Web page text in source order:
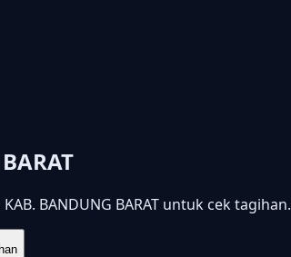
BANDUNG BARAT untuk cek tagihan.